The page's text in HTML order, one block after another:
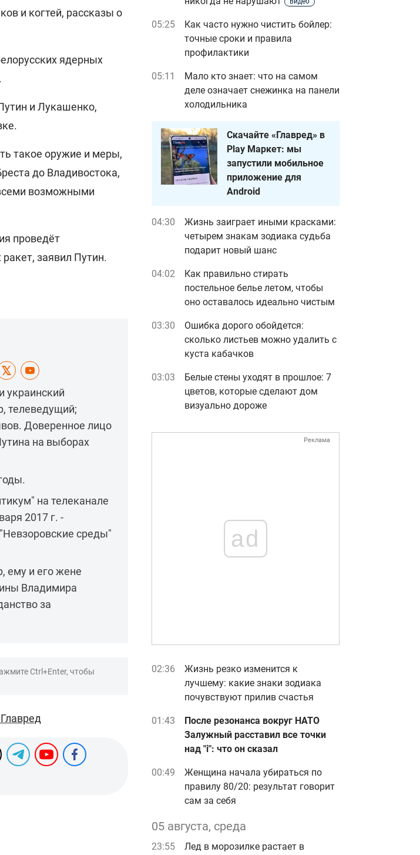
и когтей, рассказы о
ядерных
и Лукашенко,
такое оружие и меры,
до Владивостока,
возможными
проведёт
заявил Путин.
украинский
телеведущий;
Доверенное лицо
на выборах
на телеканале
2017 г. -
среды"
ему и его жене
Владимира
за
Ctrl+Enter, чтобы
05:25
Как часто нужно чистить бойлер:
точные сроки и правила
профилактики
05:11
Мало кто знает: что на самом
деле означает снежинка на панели
холодильника
Скачайте «Главред» в
Play Маркет: мы
запустили мобильное
приложение для
Android
04:30
Жизнь заиграет иными красками:
четырем знакам зодиака судьба
подарит новый шанс
04:02
Как правильно стирать
постельное белье летом, чтобы
оно оставалось идеально чистым
03:30
Ошибка дорого обойдется:
сколько листьев можно удалить с
куста кабачков
03:03
Белые стены уходят в прошлое: 7
цветов, которые сделают дом
визуально дороже
Реклама
ad
02:36
Жизнь резко изменится к
лучшему: какие знаки зодиака
почувствуют прилив счастья
01:43
После резонанса вокруг НАТО
Залужный расставил все точки
над "i": что он сказал
00:49
Женщина начала убираться по
правилу 80/20: результат говорит
сам за себя
05 августа, среда
23:55 Лед в морозилке растает в